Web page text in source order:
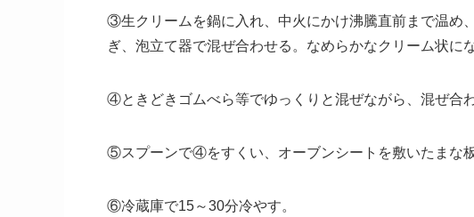
③生クリームを鍋に入れ、中火にかけ沸騰直前まで温め
ぎ、泡立て器で混ぜ合わせる。なめらかなクリーム状に
④ときどきゴムべら等でゆっくりと混ぜながら、混ぜ合
⑤スプーンで④をすくい、オーブンシートを敷いたまな板
⑥冷蔵庫で15～30分冷やす。